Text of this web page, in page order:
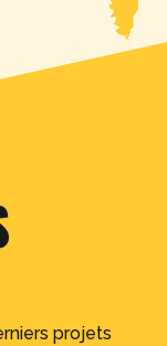
projets